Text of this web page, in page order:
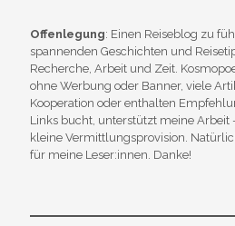
Offenlegung: Einen Reiseblog zu
spannenden Geschichten und
Recherche, Arbeit und Zeit.
ohne Werbung oder Banner, viele
Kooperation oder enthalten
Links bucht, unterstützt meine Arbeit
kleine Vermittlungsprovision.
für meine Leser:innen. Danke!